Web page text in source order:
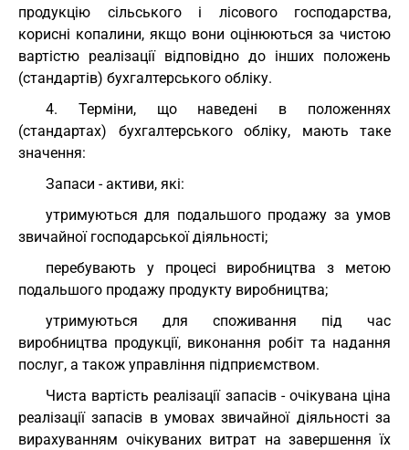
продукцію сільського і лісового господарства,
корисні копалини, якщо вони оцінюються за чистою
вартістю реалізації відповідно до інших положень
(стандартів) бухгалтерського обліку.
4. Терміни, що наведені в положеннях
(стандартах) бухгалтерського обліку, мають таке
значення:
Запаси - активи, які:
утримуються для подальшого продажу за умов
звичайної господарської діяльності;
перебувають у процесі виробництва з метою
подальшого продажу продукту виробництва;
утримуються для споживання під час
виробництва продукції, виконання робіт та надання
послуг, а також управління підприємством.
Чиста вартість реалізації запасів - очікувана ціна
реалізації запасів в умовах звичайної діяльності за
вирахуванням очікуваних витрат на завершення їх